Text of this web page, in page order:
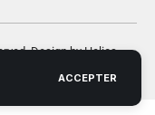
ACCEPTER
Design by Helios